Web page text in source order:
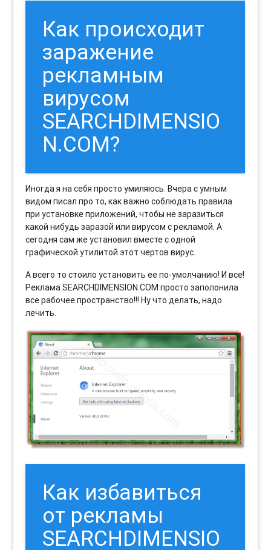
Как происходит
заражение
рекламным
вирусом
SEARCHDIMENSIO
N.COM?
Иногда я на себя просто умиляюсь. Вчера с умным
видом писал про то, как важно соблюдать правила
при установке приложений, чтобы не заразиться
какой нибудь заразой или вирусом с рекламой. А
сегодня сам же установил вместе с одной
графической утилитой этот чертов вирус.
А всего то стоило установить ее по-умолчанию! И все!
Реклама SEARCHDIMENSION.COM просто заполонила
все рабочее пространство!!! Ну что делать, надо
лечить.
Как избавиться
от рекламы
SEARCHDIMENSIO